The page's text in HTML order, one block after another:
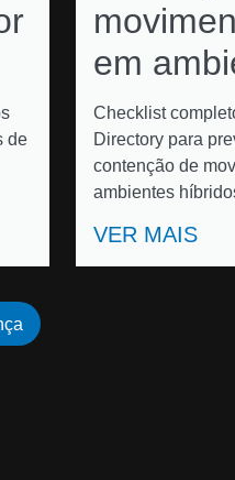
de
em
Checklist
Directory para
contenção de
ambientes
VER MAIS